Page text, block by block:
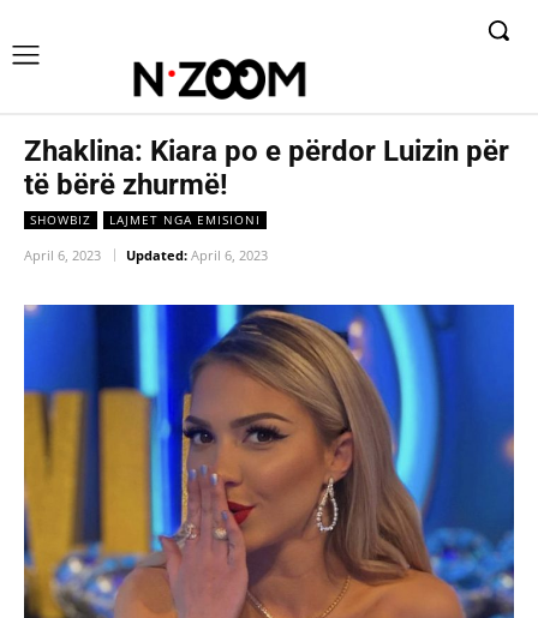
Zhaklina: Kiara po e përdor Luizin për
të bërë zhurmë!
SHOWBIZ LAJMET NGA EMISIONI
April 6, 2023 Updated: April 6, 2023